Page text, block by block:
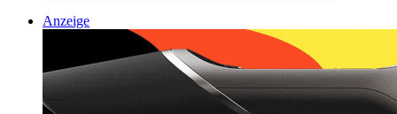
Anzeige